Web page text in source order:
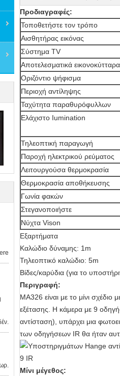
Προδιαγραφές:
Τοποθετήστε τον τρόπο
Αισθητήρας εικόνας
Σύστημα TV
Αποτελεσματικά εικονοκύτταρα
Οριζόντιο ψήφισμα
Περιοχή αντίληψης
Ταχύτητα παραθυρόφυλλων
Ελάχιστο Iumination
Τηλεοπτική παραγωγή
Παροχή ηλεκτρικού ρεύματος
Λειτουργούσα θερμοκρασία
Θερμοκρασία αποθήκευσης
Γωνία φακών
Στεγανοποιήστε
Νύχτα Vison
Εξαρτήματα
Καλώδιο δύναμης: 1m
Τηλεοπτικό καλώδιο: 5m
Βίδες/καρύδια (για το
Περιγραφή:
MA326 είναι με το μίνι
εξέτασης. Η κάμερα με 9
αντίσταση), υπάρχει μια
των οδηγήσεων IR θα ήταν
Μίνι μέγεθος: